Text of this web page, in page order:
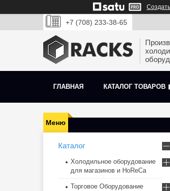
+7 (708) 233-38-65
ГЛАВНАЯ КАТАЛОГ ТОВАРОВ
Каталог
Холодильное оборудование
для магазинов и HoReCa
Торговое Оборудование